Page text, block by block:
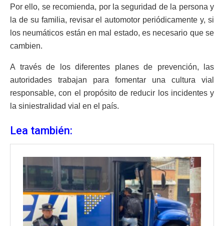
Por ello, se recomienda, por la seguridad de la persona y
la de su familia, revisar el automotor periódicamente y, si
los neumáticos están en mal estado, es necesario que se
cambien.
A través de los diferentes planes de prevención, las
autoridades trabajan para fomentar una cultura vial
responsable, con el propósito de reducir los incidentes y
la siniestralidad vial en el país.
Lea también: